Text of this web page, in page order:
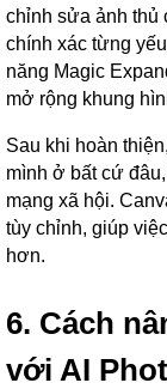
chỉnh sửa ảnh thủ
chính xác từng
năng Magic
mở rộng khung
Sau khi hoàn
mình ở bất cứ
mạng xã hội.
tùy chỉnh, giúp
hơn.
6. Cách
với AI